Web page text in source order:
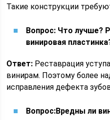
Такие конструкции
Вопрос: Что лучше?
винировая
Ответ: Реставрация
винирам. Поэтому более
исправления дефекта
Вопрос:Вредны ли